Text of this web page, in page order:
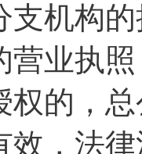
支机构
营业执
权的，
效，法